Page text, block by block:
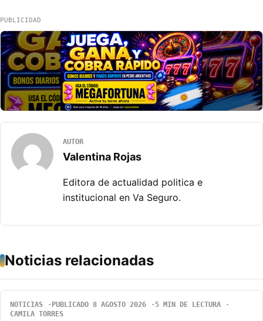
PUBLICIDAD
AUTOR
Valentina Rojas
Editora de actualidad politica e
institucional en Va Seguro.
Noticias relacionadas
NOTICIAS PUBLICADO 8 AGOSTO 2026
5 MIN DE LECTURA
CAMILA TORRES